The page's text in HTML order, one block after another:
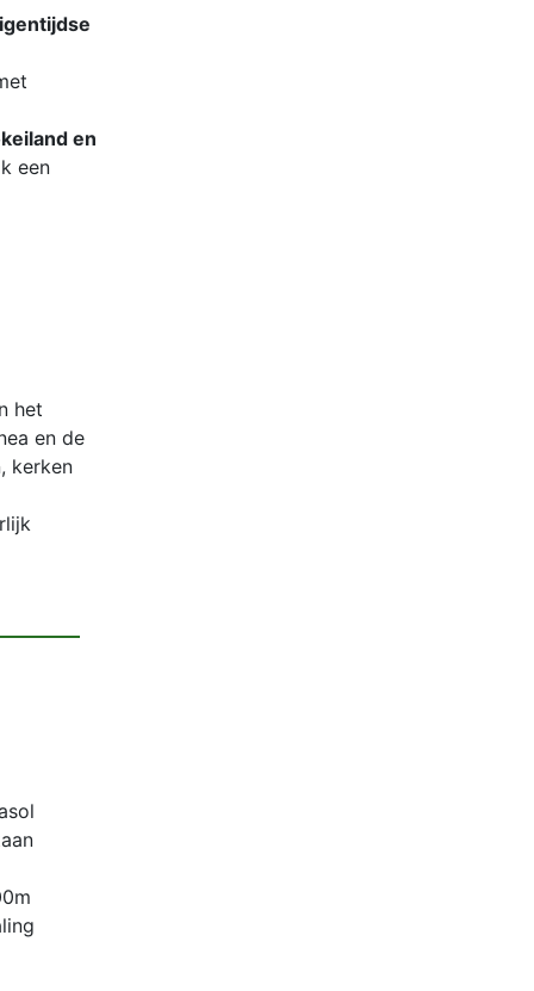
en
een
het
en de
kerken